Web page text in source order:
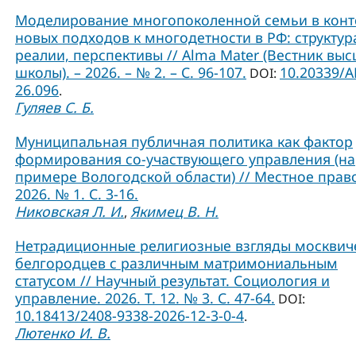
Моделирование многопоколенной семьи в
новых подходов к многодетности в РФ:
реалии, перспективы // Alma Mater (Вестник
школы). – 2026. – № 2. – С. 96-107. DOI: 10.20339/
26.096.
Гуляев С. Б.
Муниципальная публичная политика как фактор
формирования со-участвующего управления (на
примере Вологодской области) // Местное
2026. № 1. С. 3-16.
Никовская Л. И., Якимец В. Н.
Нетрадиционные религиозные взгляды
белгородцев с различным матримониальным
статусом // Научный результат. Социология и
управление. 2026. Т. 12. № 3. С. 47-64. DOI:
10.18413/2408-9338-2026-12-3-0-4.
Лютенко И. В.